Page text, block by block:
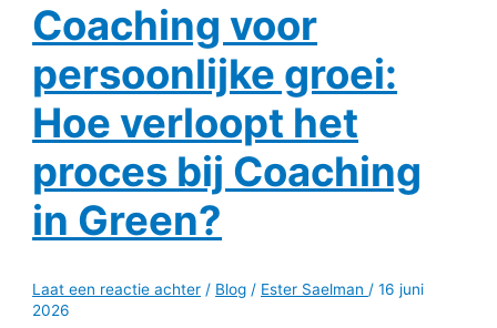
Coaching voor
persoonlijke groei:
Hoe verloopt het
proces bij Coaching
in Green?
Laat een reactie achter / Blog / Ester Saelman /16 juni
2026